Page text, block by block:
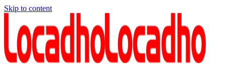
Skip to content